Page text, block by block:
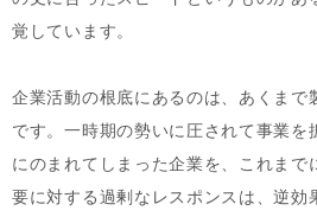
覚しています。
企業活動の根底にあるのは、あくまで
です。一時期の勢いに圧されて事業を
にのまれてしまった企業を、これま
要に対する過剰なレスポンスは、逆効